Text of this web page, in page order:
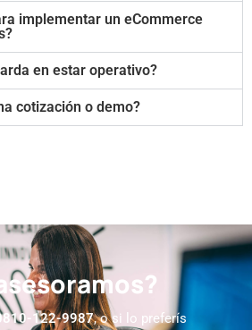
implementar un eCommerce
en estar operativo?
cotización o demo?
122-9987, o si lo preferís